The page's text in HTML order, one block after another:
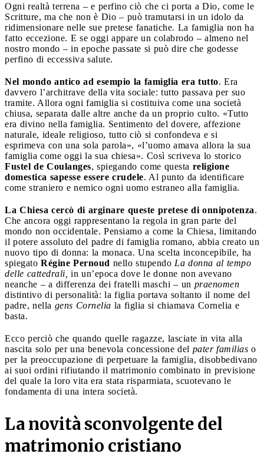
Ogni realtà terrena – e perfino ciò che ci porta a Dio, come le
Scritture, ma che non è Dio – può tramutarsi in un idolo da
ridimensionare nelle sue pretese fanatiche. La famiglia non ha
fatto eccezione. E se oggi appare un colabrodo – almeno nel
nostro mondo – in epoche passate si può dire che godesse
perfino di eccessiva salute.
Nel mondo antico ad esempio la famiglia era tutto. Era
davvero l’architrave della vita sociale: tutto passava per suo
tramite. Allora ogni famiglia si costituiva come una società
chiusa, separata dalle altre anche da un proprio culto. «Tutto
era divino nella famiglia. Sentimento del dovere, affezione
naturale, ideale religioso, tutto ciò si confondeva e si
esprimeva con una sola parola», «l’uomo amava allora la sua
famiglia come oggi la sua chiesa». Così scriveva lo storico
Fustel de Coulanges, spiegando come questa religione
domestica sapesse essere crudele. Al punto da identificare
come straniero e nemico ogni uomo estraneo alla famiglia.
La Chiesa cercò di arginare queste pretese di onnipotenza.
Che ancora oggi rappresentano la regola in gran parte del
mondo non occidentale. Pensiamo a come la Chiesa, limitando
il potere assoluto del padre di famiglia romano, abbia creato un
nuovo tipo di donna: la monaca. Una scelta inconcepibile, ha
spiegato Régine Pernoud nello stupendo La donna al tempo
delle cattedrali, in un’epoca dove le donne non avevano
neanche – a differenza dei fratelli maschi – un praenomen
distintivo di personalità: la figlia portava soltanto il nome del
padre, nella gens Cornelia la figlia si chiamava Cornelia e
basta.
Ecco perciò che quando quelle ragazze, lasciate in vita alla
nascita solo per una benevola concessione del pater familias o
per la preoccupazione di perpetuare la famiglia, disobbedivano
ai suoi ordini rifiutando il matrimonio combinato in previsione
del quale la loro vita era stata risparmiata, scuotevano le
fondamenta di una intera società.
La novità sconvolgente del
matrimonio cristiano